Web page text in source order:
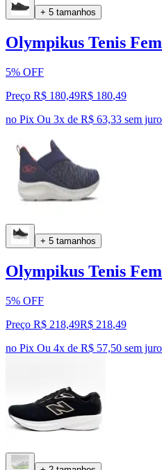
+ 5 tamanhos
Olympikus Tenis
5% OFF
Preço R$ 180,49R$ 180,49
no Pix Ou 3x de R$ 63,33 sem
+ 5 tamanhos
Olympikus Tenis
5% OFF
Preço R$ 218,49R$ 218,49
no Pix Ou 4x de R$ 57,50 sem